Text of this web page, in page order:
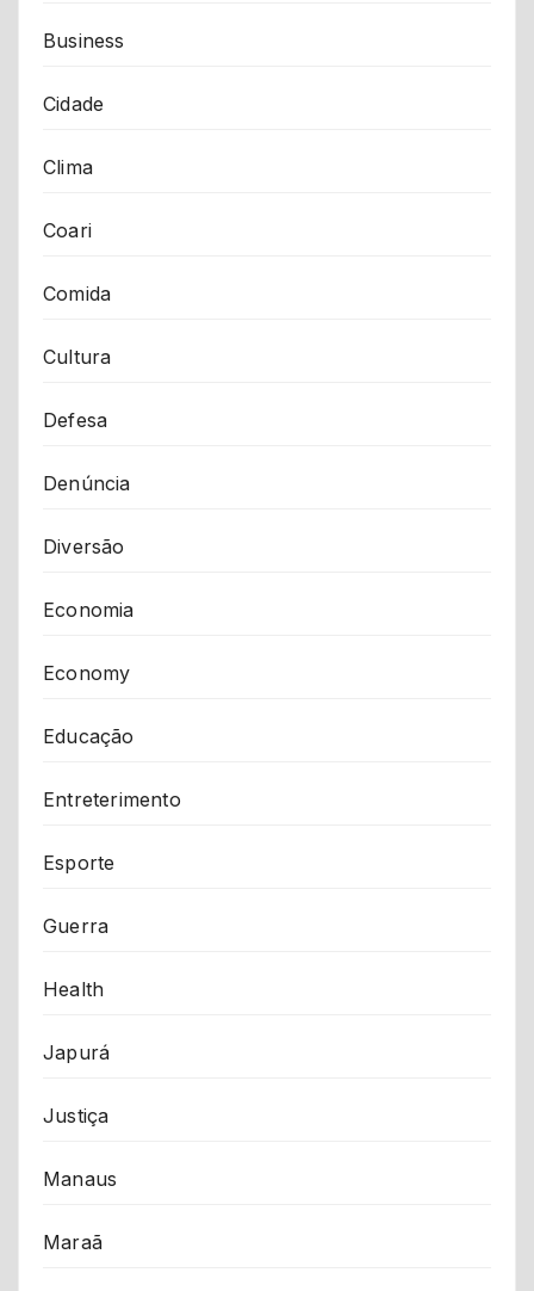
Business
Cidade
Clima
Coari
Comida
Cultura
Defesa
Denúncia
Diversão
Economia
Economy
Educação
Entreterimento
Esporte
Guerra
Health
Japurá
Justiça
Manaus
Maraã